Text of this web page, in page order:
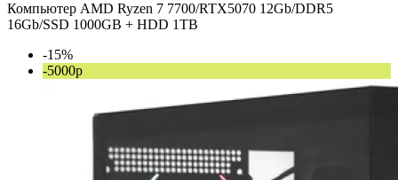
Компьютер AMD Ryzen 7 7700/RTX5070 12Gb/DDR5
16Gb/SSD 1000GB + HDD 1TB
-15%
-5000р